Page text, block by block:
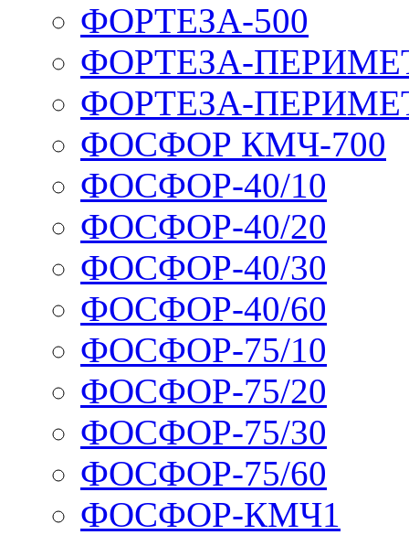
ФОРТЕЗА-500
ФОРТЕЗА-
ФОРТЕЗА-
ФОСФОР КМЧ-700
ФОСФОР-40/10
ФОСФОР-40/20
ФОСФОР-40/30
ФОСФОР-40/60
ФОСФОР-75/10
ФОСФОР-75/20
ФОСФОР-75/30
ФОСФОР-75/60
ФОСФОР-КМЧ1